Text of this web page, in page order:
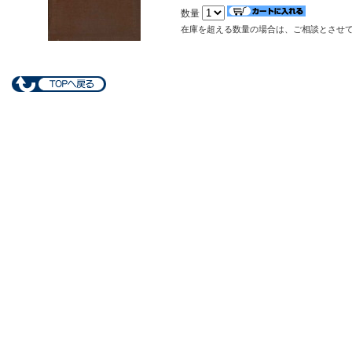
数量
在庫を超える数量の場合は、ご相談とさせ